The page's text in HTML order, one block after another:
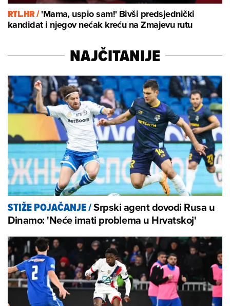
RTL.HR /'Mama, uspio sam!' Bivši predsjednički
kandidat i njegov nećak kreću na Zmajevu rutu
NAJČITANIJE
STIŽE POJAČANJE/Srpski agent dovodi Rusa u
Dinamo: 'Neće imati problema u Hrvatskoj'